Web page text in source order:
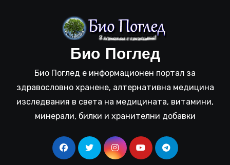
Био Поглед
Био Поглед е информационен портал за
здравословно хранене, алтернативна медицина
изследвания в света на медицината, витамини,
минерали, билки и хранителни добавки